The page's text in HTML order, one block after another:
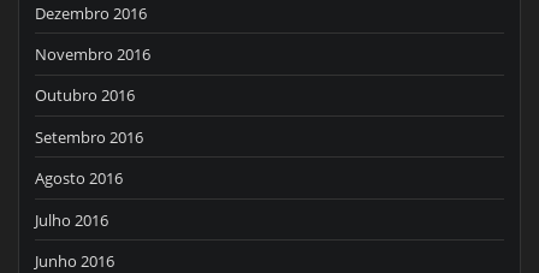
Dezembro 2016
Novembro 2016
Outubro 2016
Setembro 2016
Agosto 2016
Julho 2016
Junho 2016